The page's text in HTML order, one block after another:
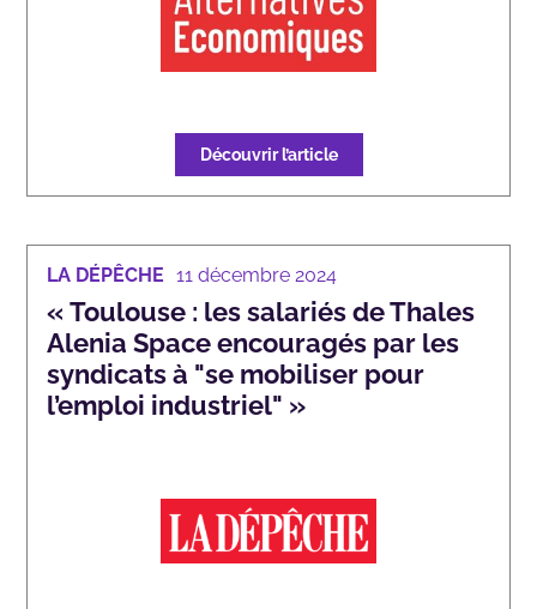
Découvrir l’article
LA DÉPÊCHE 11 décembre 2024
« Toulouse : les salariés de Thales
Alenia Space encouragés par les
syndicats à "se mobiliser pour
l’emploi industriel" »